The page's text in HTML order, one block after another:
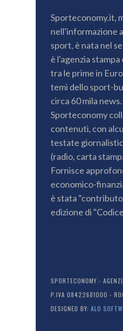
Sporteconomy.it,
nell'informazione
sport, è nata nel
è l'agenzia
tra le prime in
temi dello sport-
circa 60 mila news.
Sporteconomy
contenuti, con
testate
(radio, carta
Fornisce
economico-
è stata
edizione di
SPORTECONOMY -
P.IVA 08422681000 -
DESIGNED BY: ALO